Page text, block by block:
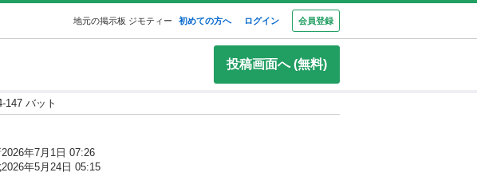
地元の掲示板 ジモティー 初めての方へ ログイン 会員登録
投稿画面へ (無料)
147 バット
2026年7月1日 07:26
2026年5月24日 05:15